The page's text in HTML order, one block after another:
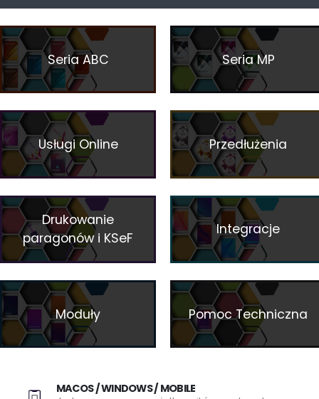
Seria ABC Seria MP
Usługi Online Przedłużenia
Drukowanie
paragonów i KSeF
Integracje
Moduły Pomoc Techniczna
MACOS / WINDOWS / MOBILE